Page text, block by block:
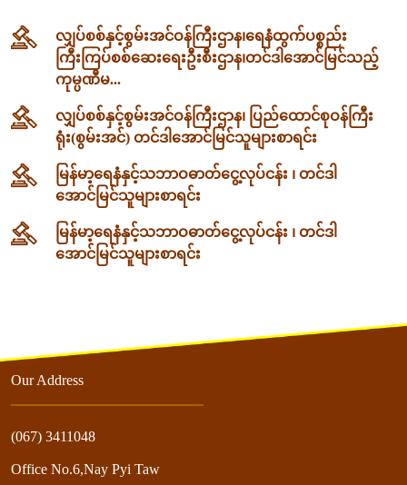
လျှပ်စစ်နှင့်စွမ်းအင်ဝန်ကြီးဌာန၊‌ရေနံထွက်ပစ္စည်း
ကြီးကြပ်စစ်ဆေးရေးဦးစီးဌာန၊တင်ဒါအောင်မြင်သည့်
ကုမ္ပဏီမ...
လျှပ်စစ်နှင့်စွမ်းအင်ဝန်ကြီးဌာန၊ ပြည်ထောင်စုဝန်ကြီး
ရုံး(စွမ်းအင်) တင်ဒါအောင်မြင်သူများစာရင်း
မြန်မာ့ရေနံနှင့်သဘာဝဓာတ်ငွေ့လုပ်ငန်း ၊ တင်ဒါ
အောင်မြင်သူများစာရင်း
မြန်မာ့ရေနံနှင့်သဘာဝဓာတ်ငွေ့လုပ်ငန်း ၊ တင်ဒါ
အောင်မြင်သူများစာရင်း
Our Address
(067) 3411048
Office No.6,Nay Pyi Taw